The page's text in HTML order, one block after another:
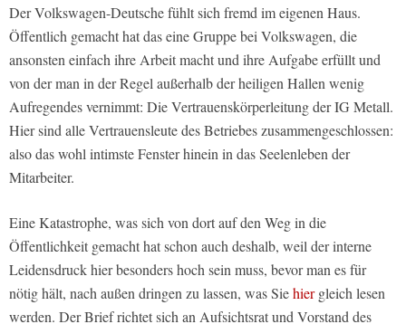
Der Volkswagen-Deutsche fühlt sich fremd im eigenen Haus.
Öffentlich gemacht hat das eine Gruppe bei Volkswagen, die
ansonsten einfach ihre Arbeit macht und ihre Aufgabe erfüllt und
von der man in der Regel außerhalb der heiligen Hallen wenig
Aufregendes vernimmt: Die Vertrauenskörperleitung der IG Metall.
Hier sind alle Vertrauensleute des Betriebes zusammengeschlossen:
also das wohl intimste Fenster hinein in das Seelenleben der
Mitarbeiter.
Eine Katastrophe, was sich von dort auf den Weg in die
Öffentlichkeit gemacht hat schon auch deshalb, weil der interne
Leidensdruck hier besonders hoch sein muss, bevor man es für
nötig hält, nach außen dringen zu lassen, was Siehiergleich lesen
werden. Der Brief richtet sich an Aufsichtsrat und Vorstand des